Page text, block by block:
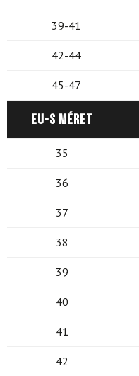
39-41
42-44
45-47
EU-s méret
35
36
37
38
39
40
41
42